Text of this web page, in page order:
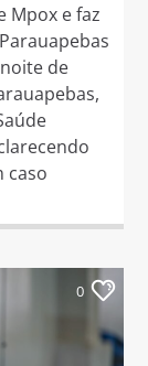
Mpox e faz
de
caso
0